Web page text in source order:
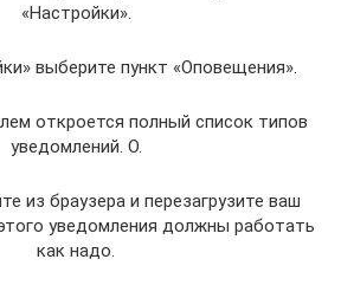
«Настройки».
выберите пункт «Оповещения».
откроется полный список типов
уведомлений. О.
из браузера и перезагрузите ваш
уведомления должны работать
как надо.